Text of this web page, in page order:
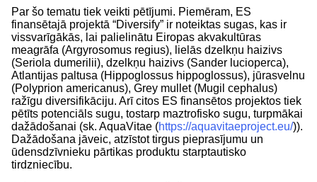
Par šo tematu tiek veikti pētījumi. Piemēram, ES
finansētajā projektā “Diversify” ir noteiktas sugas, kas ir
vissvarīgākās, lai palielinātu Eiropas akvakultūras
meagrāfa (Argyrosomus regius), lielās dzelkņu haizivs
(Seriola dumerilii), dzelkņu haizivs (Sander lucioperca),
Atlantijas paltusa (Hippoglossus hippoglossus), jūrasvelnu
(Polyprion americanus), Grey mullet (Mugil cephalus)
ražīgu diversifikāciju. Arī citos ES finansētos projektos tiek
pētīts potenciāls sugu, tostarp maztrofisko sugu, turpmākai
dažādošanai (sk. AquaVitae (https://aquavitaeproject.eu/)).
Dažādošana jāveic, atzīstot tirgus pieprasījumu un
ūdensdzīvnieku pārtikas produktu starptautisko
tirdzniecību.